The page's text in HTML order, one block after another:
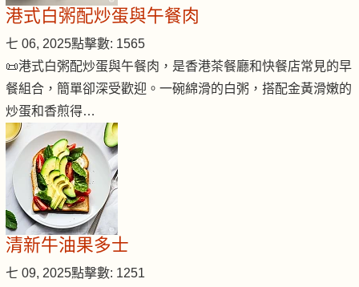
港式白粥配炒蛋與午餐肉
七 06, 2025點擊數: 1565
📜港式白粥配炒蛋與午餐肉，是香港茶餐廳和快餐店常見的早
餐組合，簡單卻深受歡迎。一碗綿滑的白粥，搭配金黃滑嫩的
炒蛋和香煎得…
清新牛油果多士
七 09, 2025點擊數: 1251